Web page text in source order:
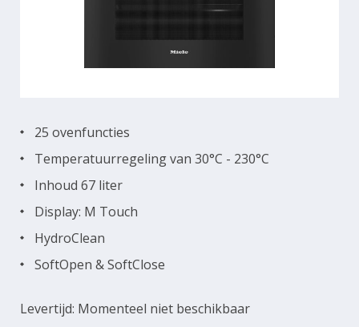
Levertijd: Momenteel niet beschikbaar
25 ovenfuncties
Temperatuurregeling van 30°C - 230°C
Inhoud 67 liter
Display: M Touch
HydroClean
SoftOpen & SoftClose